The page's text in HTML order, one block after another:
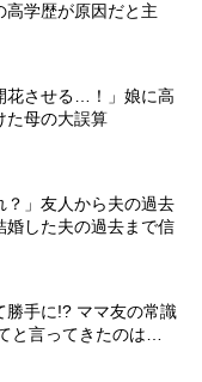
学歴が原因だと主
花させる…！」娘に高
た母の大誤算
？」友人から夫の過去
した夫の過去まで信
勝手に!? ママ友の常識
と言ってきたのは…